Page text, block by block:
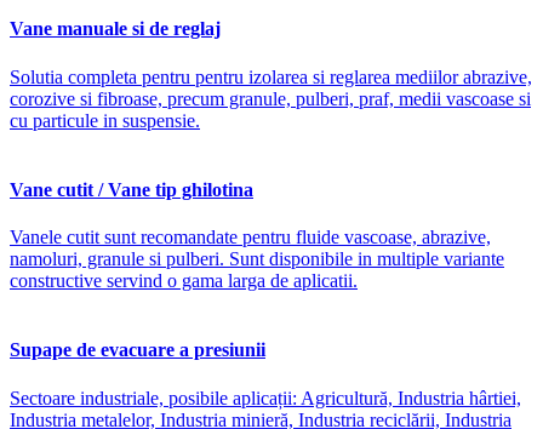
Vane manuale si de reglaj
Solutia completa pentru pentru izolarea si reglarea mediilor abrazive,
corozive si fibroase, precum granule, pulberi, praf, medii vascoase si
cu particule in suspensie.
Vane cutit / Vane tip ghilotina
Vanele cutit sunt recomandate pentru fluide vascoase, abrazive,
namoluri, granule si pulberi. Sunt disponibile in multiple variante
constructive servind o gama larga de aplicatii.
Supape de evacuare a presiunii
Sectoare industriale, posibile aplicații: Agricultură, Industria hârtiei,
Industria metalelor, Industria minieră, Industria reciclării, Industria